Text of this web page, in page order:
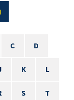
C D
K L
S T